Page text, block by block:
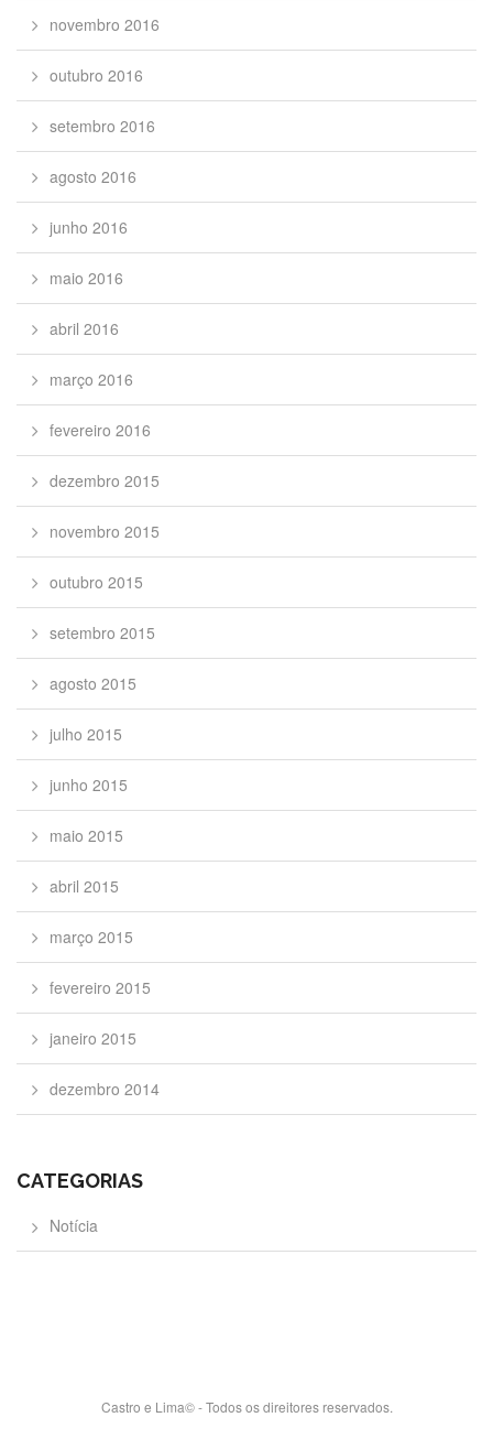
novembro 2016
outubro 2016
setembro 2016
agosto 2016
junho 2016
maio 2016
abril 2016
março 2016
fevereiro 2016
dezembro 2015
novembro 2015
outubro 2015
setembro 2015
agosto 2015
julho 2015
junho 2015
maio 2015
abril 2015
março 2015
fevereiro 2015
janeiro 2015
dezembro 2014
CATEGORIAS
Notícia
Castro e Lima© - Todos os direitores reservados.